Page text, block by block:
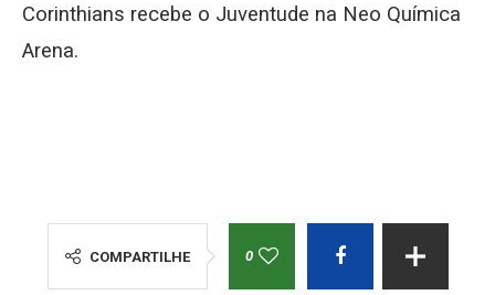
Corinthians recebe o Juventude na Neo Química
Arena.
COMPARTILHE 0